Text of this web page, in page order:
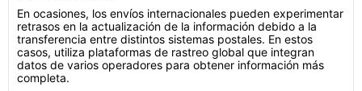
En ocasiones, los envíos internacionales pueden experimentar
retrasos en la actualización de la información debido a la
transferencia entre distintos sistemas postales. En estos
casos, utiliza plataformas de rastreo global que integran
datos de varios operadores para obtener información más
completa.